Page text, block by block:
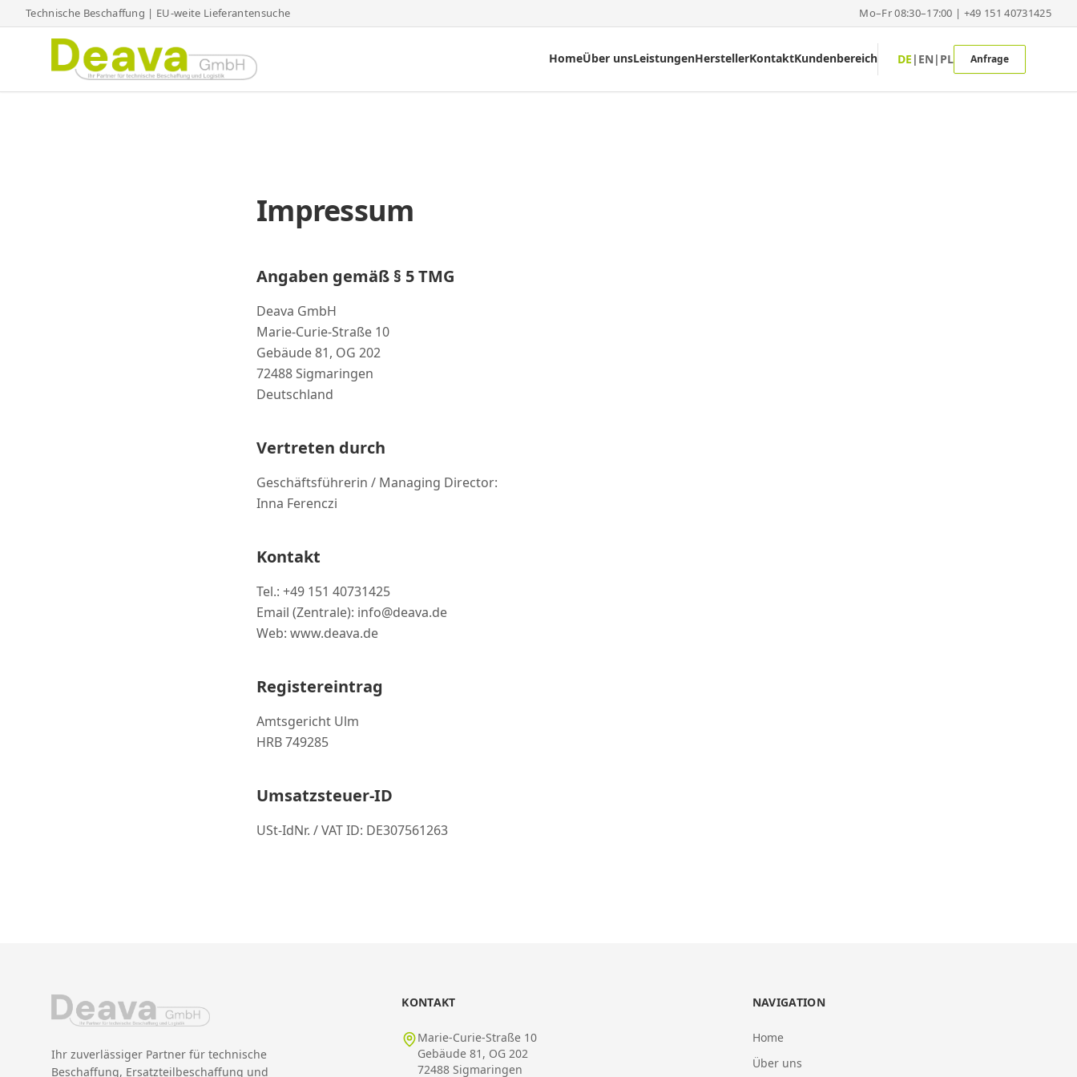
Technische Beschaffung | EU-weite Lieferantensuche Mo–Fr 08:30–17:00 | +49 151 40731425
HomeÜber unsLeistungenHerstellerKontaktKundenbereich DE | EN | PL Anfrage
Impressum
Angaben gemäß § 5 TMG
Deava GmbH
Marie-Curie-Straße 10
Gebäude 81, OG 202
72488 Sigmaringen
Deutschland
Vertreten durch
Geschäftsführerin / Managing Director:
Inna Ferenczi
Kontakt
Tel.: +49 151 40731425
Email (Zentrale): info@deava.de
Web: www.deava.de
Registereintrag
Amtsgericht Ulm
HRB 749285
Umsatzsteuer-ID
USt-IdNr. / VAT ID: DE307561263
Ihr zuverlässiger Partner für technische
Beschaffung, Ersatzteilbeschaffung und
KONTAKT
Marie-Curie-Straße 10
Gebäude 81, OG 202
72488 Sigmaringen
NAVIGATION
Home
Über uns